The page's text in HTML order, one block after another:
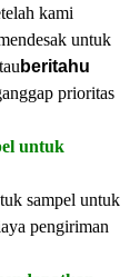
kami
untuk
beritahu
prioritas
untuk
sampel untuk
pengiriman